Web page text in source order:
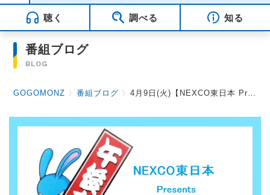
聴く 調べる 知る
番組ブログ
BLOG
GOGOMONZ 〉番組ブログ 〉4月9日(火)【NEXCO東日本 Presents みんなのSAFETY DRIVE】